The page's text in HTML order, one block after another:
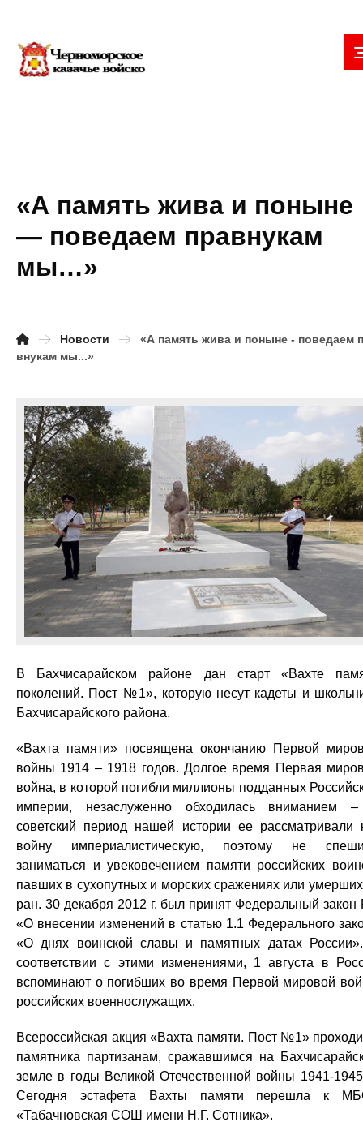
«А память жива и поныне
— поведаем правнукам
мы…»
Новости
«А память жива и поныне - поведаем
внукам мы...»
В Бахчисарайском районе дан старт «Вахте
поколений. Пост №1», которую несут кадеты и
Бахчисарайского района.
«Вахта памяти» посвящена окончанию Первой
войны 1914 – 1918 годов. Долгое время Первая
война, в которой погибли миллионы подданных
империи, незаслуженно обходилась вниманием
советский период нашей истории ее рассматривали
войну империалистическую, поэтому не
заниматься и увековечением памяти российских
павших в сухопутных и морских сражениях или
ран. 30 декабря 2012 г. был принят Федеральный
«О внесении изменений в статью 1.1 Федерального
«О днях воинской славы и памятных датах
соответствии с этими изменениями, 1 августа в
вспоминают о погибших во время Первой мировой
российских военнослужащих.
Всероссийская акция «Вахта памяти. Пост №1»
памятника партизанам, сражавшимся на
земле в годы Великой Отечественной войны 1941-1945
Сегодня эстафета Вахты памяти перешла к
«Табачновская СОШ имени Н.Г. Сотника».